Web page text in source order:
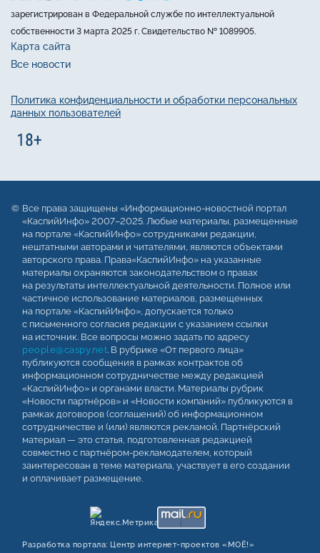
зарегистрирован в Федеральной службе по интеллектуальной
собственности 3 марта 2025 г. Свидетельство № 1089905.
Карта сайта
Все новости
Политика конфиденциальности и обработки персональных
данных пользователей
Все права защищены «Информационно-новостной портал
«КаспийИнфо» 2007–2025. Любые материалы, размещенные
на портале «КаспийИнфо» сотрудниками редакции,
нештатными авторами и читателями, являются объектами
авторского права. Права«КаспийИнфо» на указанные
материалы охраняются законодательством о правах
на результаты интеллектуальной деятельности. Полное или
частичное использование материалов, размещенных
на портале «КаспийИнфо», допускается только
с письменного согласия редакции с указанием ссылки
на источник. Все вопросы можно задать по адресу
people@caspy.net. В рубрике «От первого лица»
публикуются сообщения в рамках контрактов об
информационном сотрудничестве между редакцией
«КаспийИнфо» и органами власти. Материалы рубрик
«Новости партнёров» и «Новости компаний» публикуются в
рамках договоров (соглашений) об информационном
сотрудничестве и (или) являются рекламой. Партнёрский
материал — это статья, подготовленная редакцией
совместно с партнёром-рекламодателем, который
заинтересован в теме материала, участвует в его создании
и оплачивает размещение.
Разработка портала: Центр интернет‑проектов «МОЁ!»